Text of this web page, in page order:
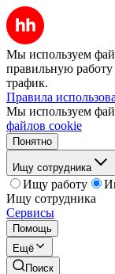
Мы используем
правильную работу
трафик.
Правила
Мы используем
файлов cookie
Понятно
Ищу сотрудника
Ищу работу
Ищу сотрудника
Сервисы
Помощь
Ещё
Поиск